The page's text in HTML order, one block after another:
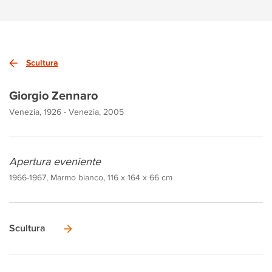
Scultura
Giorgio Zennaro
Venezia, 1926 - Venezia, 2005
Apertura eveniente
1966-1967, Marmo bianco, 116 x 164 x 66 cm
Scultura